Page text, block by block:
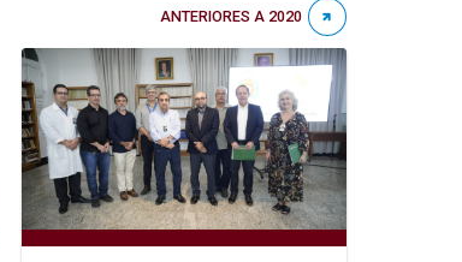
ANTERIORES A 2020